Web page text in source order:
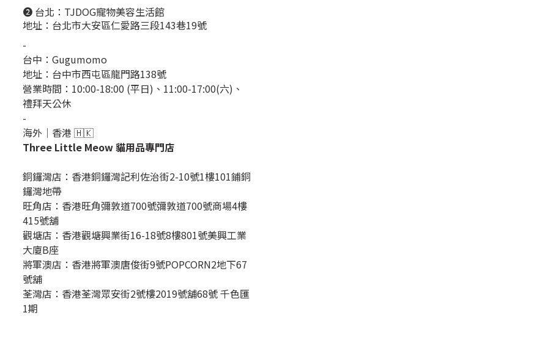
❷ 台北： TJDOG寵物美容生活館
地址：台北市大安區仁愛路三段143巷19號
-
台中： Gugumomo
地址： 台中市西屯區龍門路138號
營業時間：10:00-18:00 (平日)、11:00-17:00(六)、
禮拜天公休
-
海外｜香港 🇭🇰
Three Little Meow 貓用品專門店
銅鑼灣店： 香港銅鑼灣記利佐治街2-10號1樓101鋪銅
鑼灣地帶
旺角店：香港旺角彌敦道700號彌敦道700號商場4樓
415號舖
觀塘店：香港觀塘興業街16-18號8樓801號美興工業
大廈B座
將軍澳店：香港將軍澳唐俊街9號POPCORN2地下67
號舖
荃灣店：香港荃灣眾安街2號樓2019號舖68號 千色匯
1期